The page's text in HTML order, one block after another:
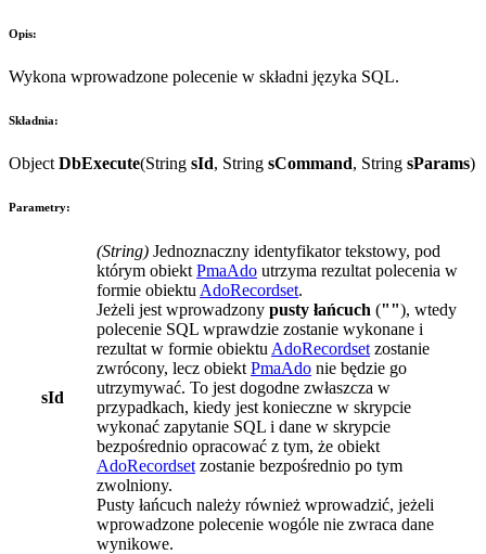
Opis:
Wykona wprowadzone polecenie w składni języka SQL.
Składnia:
Object DbExecute(String sId, String sCommand, String sParams)
Parametry:
sId
(String) Jednoznaczny identyfikator tekstowy, pod
którym obiekt PmaAdo utrzyma rezultat polecenia w
formie obiektu AdoRecordset.
Jeżeli jest wprowadzony pusty łańcuch (""), wtedy
polecenie SQL wprawdzie zostanie wykonane i
rezultat w formie obiektu AdoRecordset zostanie
zwrócony, lecz obiekt PmaAdo nie będzie go
utrzymywać. To jest dogodne zwłaszcza w
przypadkach, kiedy jest konieczne w skrypcie
wykonać zapytanie SQL i dane w skrypcie
bezpośrednio opracować z tym, że obiekt
AdoRecordset zostanie bezpośrednio po tym
zwolniony.
Pusty łańcuch należy również wprowadzić, jeżeli
wprowadzone polecenie wogóle nie zwraca dane
wynikowe.